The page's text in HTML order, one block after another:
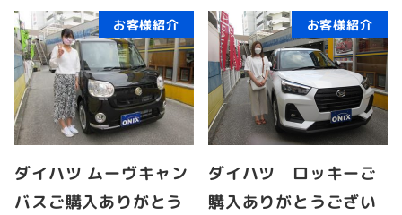
お客様紹介
ダイハツ ムーヴキャン
バスご購入ありがとう
お客様紹介
ダイハツ ロッキーご
購入ありがとうござい